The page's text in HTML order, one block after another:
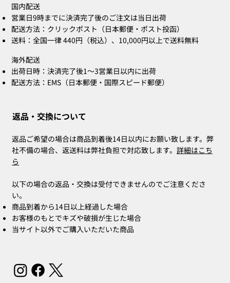
国内配送
営業日9時までに決済完了後のご注文は当日出荷
配送方法：クリックポスト（日本郵便・ポスト投函）
送料：全国一律 440円（税込）、10,000円以上で送料無料
海外配送
出荷日時：決済完了後1〜3営業日以内に出荷
配送方法：EMS（日本郵便・国際スピード郵便）
返品・交換について
返品ご希望の場合は商品到着後14日以内にお願い致します。弊
社不備の場合、返送料は弊社負担で対応致します。詳細はこち
ら
以下の場合の返品・交換は受付できませんのでご注意くださ
い。
商品到着から14日以上経過した場合
お客様のもとでキズや破損が生じた場合
当サイト以外でご購入いただいた商品